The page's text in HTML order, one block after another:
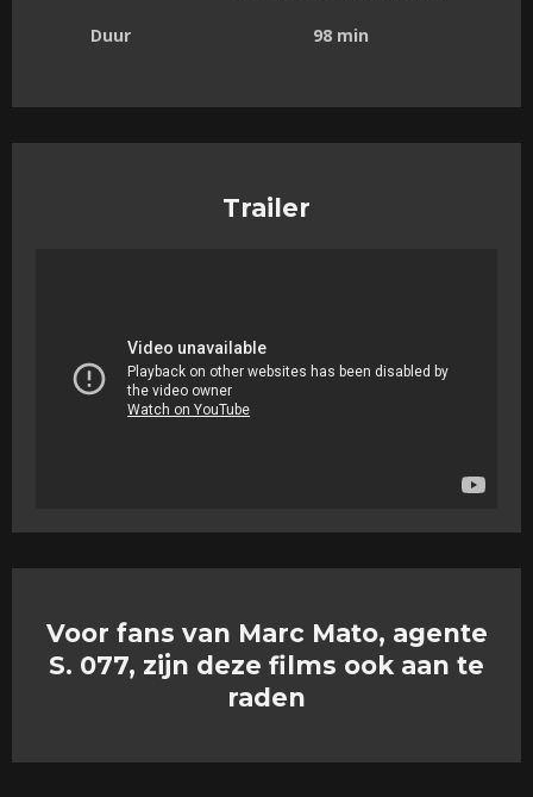
Duur 98 min
Trailer
Voor fans van Marc Mato, agente
S. 077, zijn deze films ook aan te
raden